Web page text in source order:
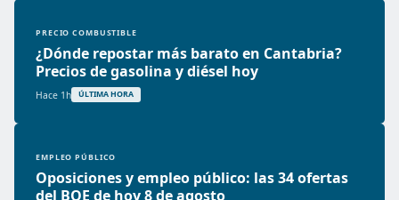
PRECIO COMBUSTIBLE
¿Dónde repostar más barato en Cantabria?
Precios de gasolina y diésel hoy
Hace 1h ÚLTIMA HORA
EMPLEO PÚBLICO
Oposiciones y empleo público: las 34 ofertas
del BOE de hoy 8 de agosto